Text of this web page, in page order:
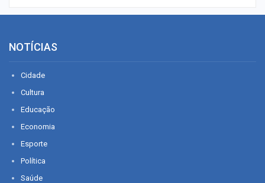
NOTÍCIAS
Cidade
Cultura
Educação
Economia
Esporte
Política
Saúde